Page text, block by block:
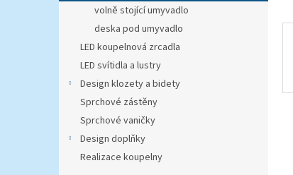
volně stojící umyvadlo
deska pod umyvadlo
LED koupelnová zrcadla
LED svítidla a lustry
Design klozety a bidety
Sprchové zástěny
Sprchové vaničky
Design doplňky
Realizace koupelny